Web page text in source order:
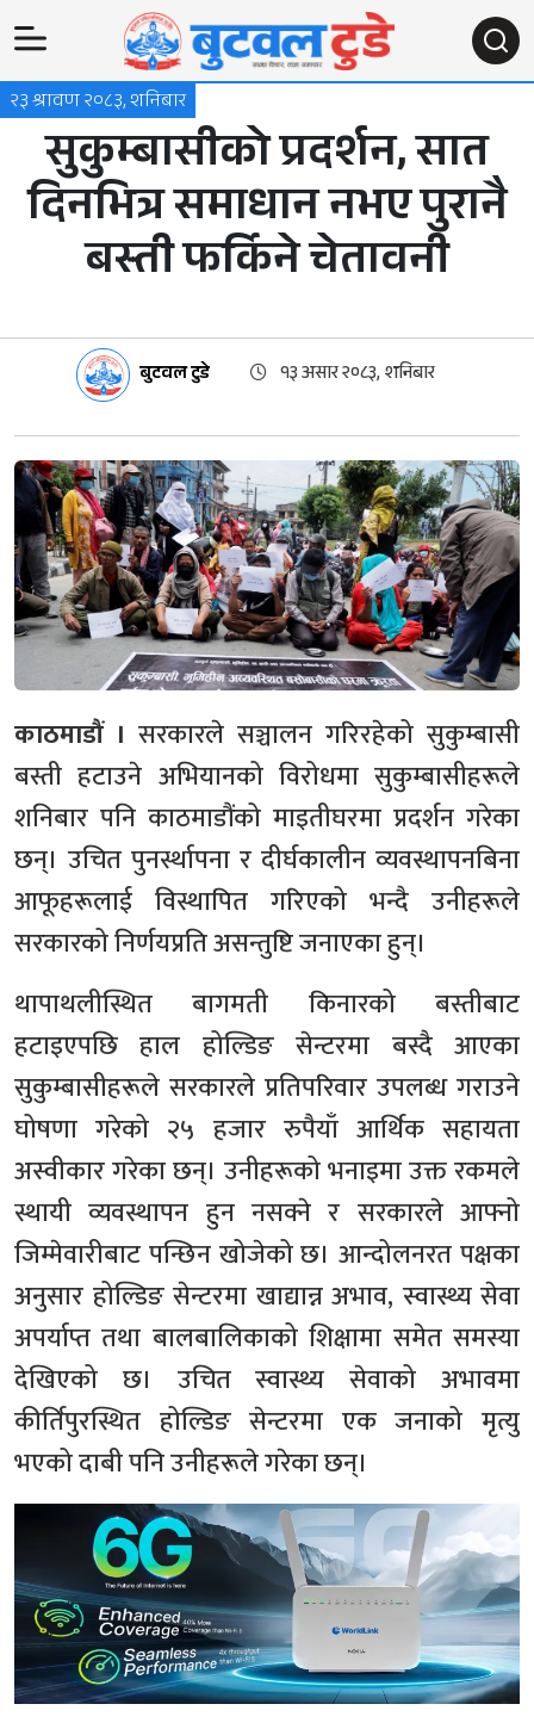
२३ श्रावण २०८३, शनिबार
सुकुम्बासीको प्रदर्शन, सात
दिनभित्र समाधान नभए पुरानै
बस्ती फर्किने चेतावनी
बुटवल टुडे १३ असार २०८३, शनिबार
काठमाडौं । सरकारले सञ्चालन गरिरहेको सुकुम्बासी
बस्ती हटाउने अभियानको विरोधमा सुकुम्बासीहरूले
शनिबार पनि काठमाडौंको माइतीघरमा प्रदर्शन गरेका
छन्। उचित पुनर्स्थापना र दीर्घकालीन व्यवस्थापनबिना
आफूहरूलाई विस्थापित गरिएको भन्दै उनीहरूले
सरकारको निर्णयप्रति असन्तुष्टि जनाएका हुन्।
थापाथलीस्थित बागमती किनारको बस्तीबाट
हटाइएपछि हाल होल्डिङ सेन्टरमा बस्दै आएका
सुकुम्बासीहरूले सरकारले प्रतिपरिवार उपलब्ध गराउने
घोषणा गरेको २५ हजार रुपैयाँ आर्थिक सहायता
अस्वीकार गरेका छन्। उनीहरूको भनाइमा उक्त रकमले
स्थायी व्यवस्थापन हुन नसक्ने र सरकारले आफ्नो
जिम्मेवारीबाट पन्छिन खोजेको छ। आन्दोलनरत पक्षका
अनुसार होल्डिङ सेन्टरमा खाद्यान्न अभाव, स्वास्थ्य सेवा
अपर्याप्त तथा बालबालिकाको शिक्षामा समेत समस्या
देखिएको छ। उचित स्वास्थ्य सेवाको अभावमा
कीर्तिपुरस्थित होल्डिङ सेन्टरमा एक जनाको मृत्यु
भएको दाबी पनि उनीहरूले गरेका छन्।